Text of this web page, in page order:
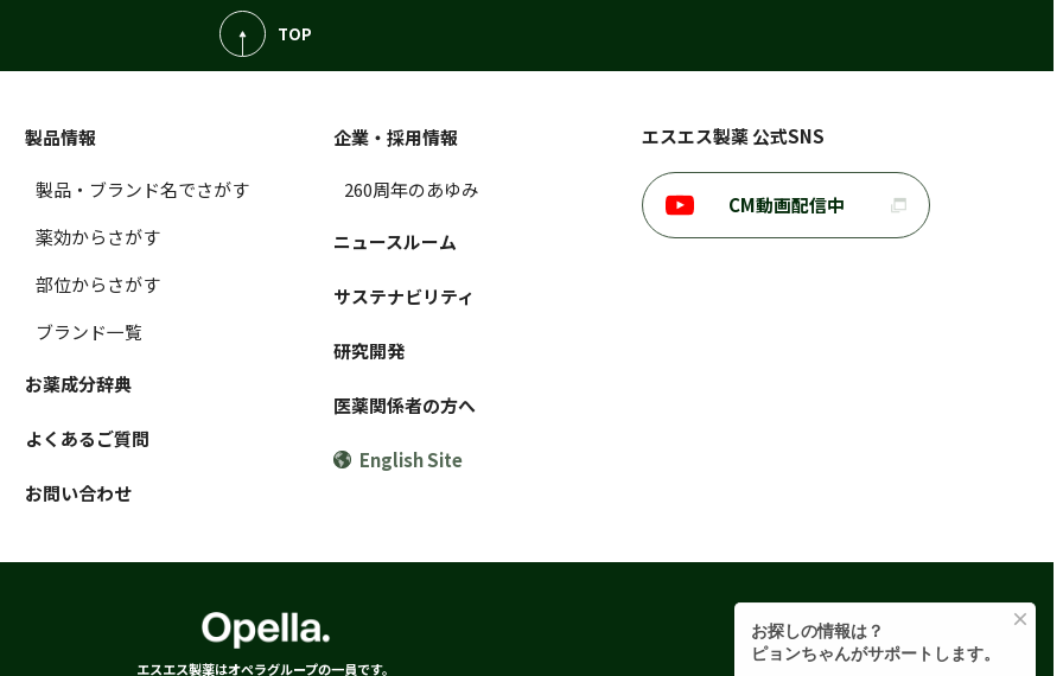
TOP
製品情報
製品・ブランド名でさがす
薬効からさがす
部位からさがす
ブランド一覧
お薬成分辞典
よくあるご質問
お問い合わせ
企業・採用情報
260周年のあゆみ
ニュースルーム
サステナビリティ
研究開発
医薬関係者の方へ
English Site
エスエス製薬 公式SNS
CM動画配信中
エスエス製薬はオペラグループの一員です。